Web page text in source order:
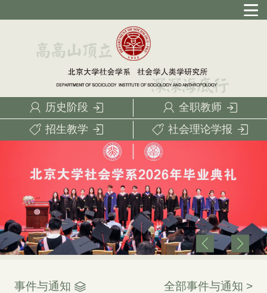
历史阶段
全职教师
招生教学
社会理论学报
事件与通知 全部事件与通知 >